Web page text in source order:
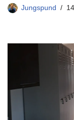
Jungspund